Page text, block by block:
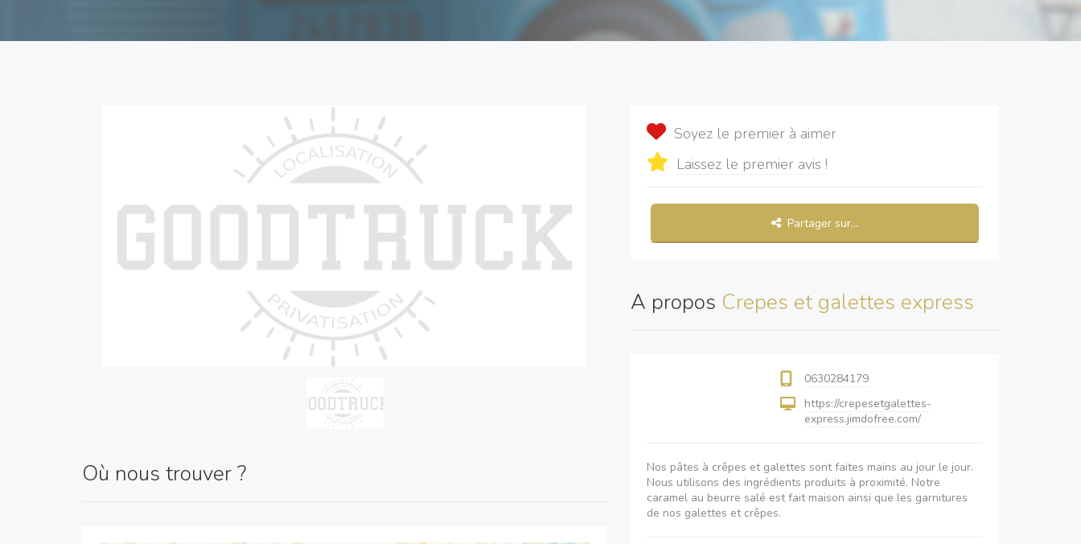
Où nous trouver ?
Soyez le premier à aimer
Laissez le premier avis !
Partager sur...
A propos Crepes et galettes express
0630284179
https://crepesetgalettes-
express.jimdofree.com/
Nos pâtes à crêpes et galettes sont faites mains au jour le jour.
Nous utilisons des ingrédients produits à proximité. Notre
caramel au beurre salé est fait maison ainsi que les garnitures
de nos galettes et crêpes.